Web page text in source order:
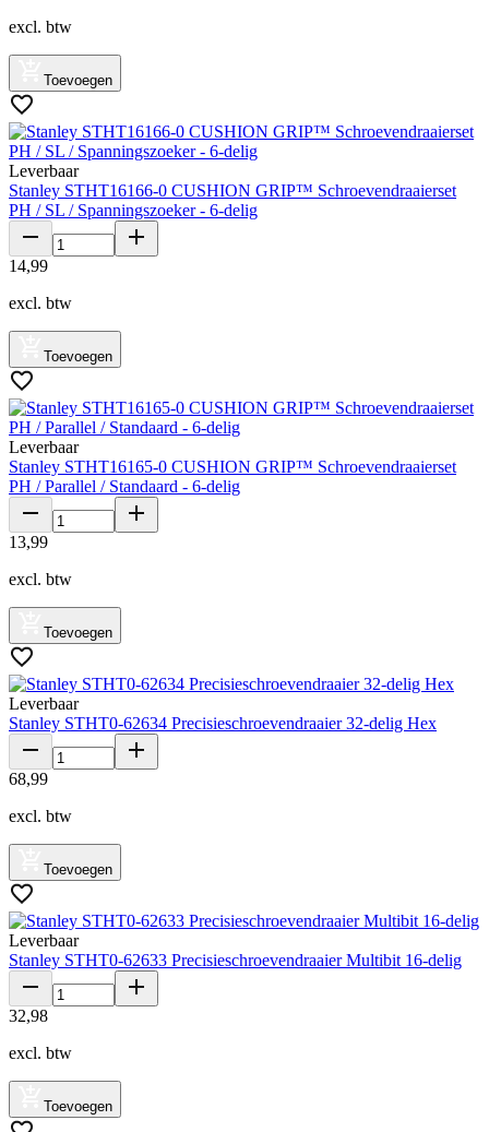
excl. btw
Toevoegen
Leverbaar
Stanley STHT16166-0 CUSHION GRIP™ Schroevendraaierset
PH / SL / Spanningszoeker - 6-delig
14,99
excl. btw
Toevoegen
Leverbaar
Stanley STHT16165-0 CUSHION GRIP™ Schroevendraaierset
PH / Parallel / Standaard - 6-delig
13,99
excl. btw
Toevoegen
Leverbaar
Stanley STHT0-62634 Precisieschroevendraaier 32-delig Hex
68,99
excl. btw
Toevoegen
Leverbaar
Stanley STHT0-62633 Precisieschroevendraaier Multibit 16-delig
32,98
excl. btw
Toevoegen